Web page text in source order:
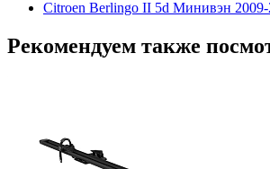
Citroen Berlingo II 5d Минивэн
Рекомендуем также